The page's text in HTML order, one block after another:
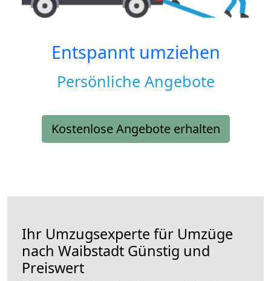
Entspannt umziehen
Persönliche Angebote
Kostenlose Angebote erhalten
Ihr Umzugsexperte für Umzüge
nach Waibstadt Günstig und
Preiswert